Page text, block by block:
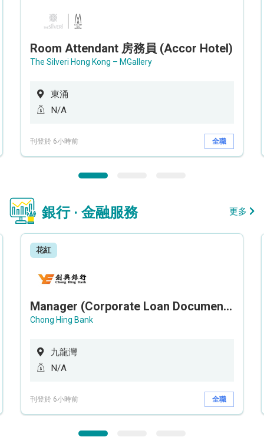
Room Attendant 房務員 (Accor Hotel)
The Silveri Hong Kong – MGallery
東涌
N/A
刊登於 6小時前 全職
銀行 · 金融服務 更多
花紅
Manager (Corporate Loan Documentation) - Credit Administration Department
Chong Hing Bank
九龍灣
N/A
刊登於 6小時前 全職